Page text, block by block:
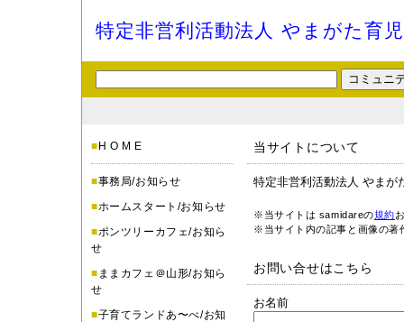
特定非営利活動法人 やまがた育
■ H O M E
■事務局/お知らせ
■ホームスタート/お知らせ
■ポンツリーカフェ/お知ら
せ
■ ままカフェ＠山形/お知ら
せ
■子育てランドあ〜べ/お知
当サイトについて
特定非営利活動法人 やまが
※当サイトは samidareの規約
※当サイト内の記事と画像の著
お問い合せはこちら
お名前